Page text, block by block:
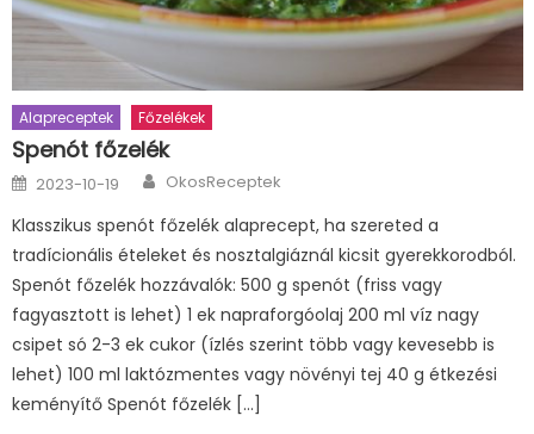
Alapreceptek Főzelékek
Spenót főzelék
Posted
on
2023-10-19 Author
OkosReceptek
Klasszikus spenót főzelék alaprecept, ha szereted a
tradícionális ételeket és nosztalgiáznál kicsit gyerekkorodból.
Spenót főzelék hozzávalók: 500 g spenót (friss vagy
fagyasztott is lehet) 1 ek napraforgóolaj 200 ml víz nagy
csipet só 2-3 ek cukor (ízlés szerint több vagy kevesebb is
lehet) 100 ml laktózmentes vagy növényi tej 40 g étkezési
keményítő Spenót főzelék […]